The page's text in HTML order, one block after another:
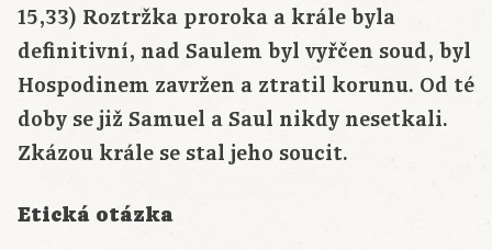
15,33) Roztržka proroka a krále byla
definitivní, nad Saulem byl vyřčen soud, byl
Hospodinem zavržen a ztratil korunu. Od té
doby se již Samuel a Saul nikdy nesetkali.
Zkázou krále se stal jeho soucit.
Etická otázka